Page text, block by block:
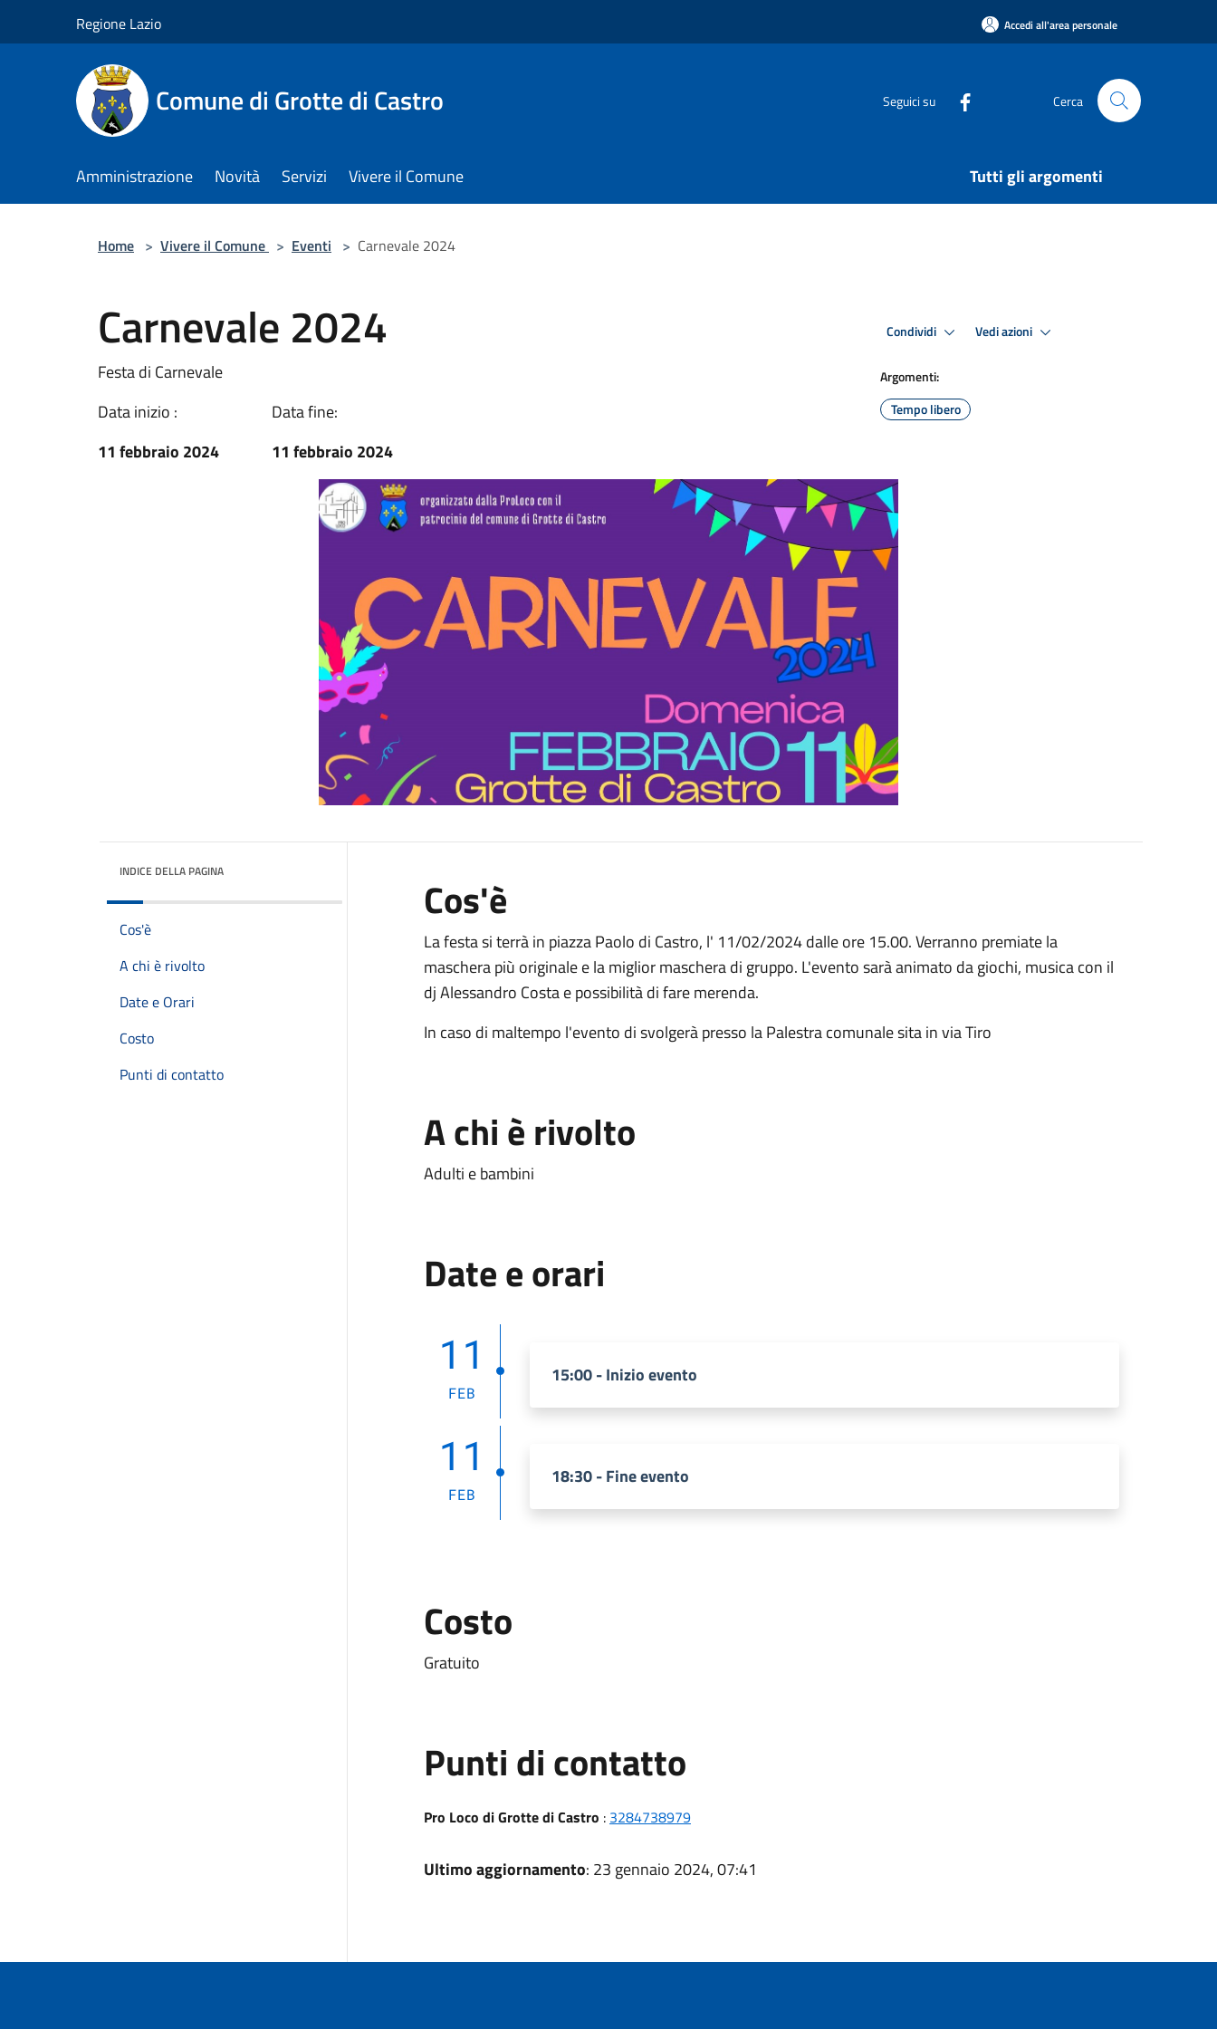
Regione Lazio Accedi all'area personale
Comune di Grotte di Castro Seguici su Cerca
Amministrazione Novità Servizi Vivere il Comune Tutti gli argomenti
Home > Vivere il Comune > Eventi > Carnevale 2024
Carnevale 2024
Festa di Carnevale
Data inizio :
11 febbraio 2024
Data fine:
11 febbraio 2024
Condividi Vedi azioni
Argomenti:
Tempo libero
INDICE DELLA PAGINA
Cos'è
A chi è rivolto
Date e Orari
Costo
Punti di contatto
Cos'è
La festa si terrà in piazza Paolo di Castro, l' 11/02/2024 dalle ore 15.00. Verranno premiate la
maschera più originale e la miglior maschera di gruppo. L'evento sarà animato da giochi, musica con il
dj Alessandro Costa e possibilità di fare merenda.
In caso di maltempo l'evento di svolgerà presso la Palestra comunale sita in via Tiro
A chi è rivolto
Adulti e bambini
Date e orari
11
FEB
15:00 - Inizio evento
11
FEB
18:30 - Fine evento
Costo
Gratuito
Punti di contatto
Pro Loco di Grotte di Castro : 3284738979
Ultimo aggiornamento: 23 gennaio 2024, 07:41